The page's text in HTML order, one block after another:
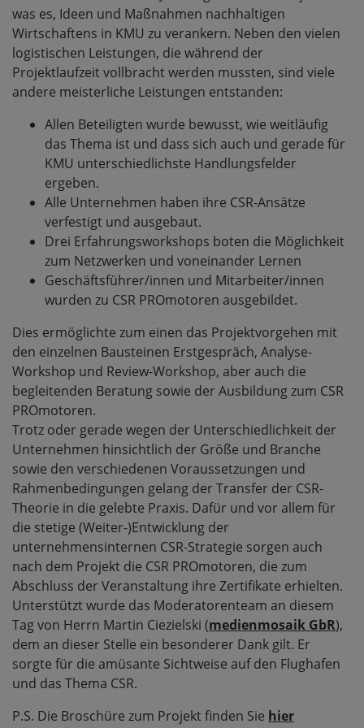
was es, Ideen und Maßnahmen nachhaltigen
Wirtschaftens in KMU zu verankern. Neben den vielen
logistischen Leistungen, die während der
Projektlaufzeit vollbracht werden mussten, sind viele
andere meisterliche Leistungen entstanden:
Allen Beteiligten wurde bewusst, wie weitläufig
das Thema ist und dass sich auch und gerade für
KMU unterschiedlichste Handlungsfelder
ergeben.
Alle Unternehmen haben ihre CSR-Ansätze
verfestigt und ausgebaut.
Drei Erfahrungsworkshops boten die Möglichkeit
zum Netzwerken und voneinander Lernen
Geschäftsführer/innen und Mitarbeiter/innen
wurden zu CSR PROmotoren ausgebildet.
Dies ermöglichte zum einen das Projektvorgehen mit
den einzelnen Bausteinen Erstgespräch, Analyse-
Workshop und Review-Workshop, aber auch die
begleitenden Beratung sowie der Ausbildung zum CSR
PROmotoren.
Trotz oder gerade wegen der Unterschiedlichkeit der
Unternehmen hinsichtlich der Größe und Branche
sowie den verschiedenen Voraussetzungen und
Rahmenbedingungen gelang der Transfer der CSR-
Theorie in die gelebte Praxis. Dafür und vor allem für
die stetige (Weiter-)Entwicklung der
unternehmensinternen CSR-Strategie sorgen auch
nach dem Projekt die CSR PROmotoren, die zum
Abschluss der Veranstaltung ihre Zertifikate erhielten.
Unterstützt wurde das Moderatorenteam an diesem
Tag von Herrn Martin Ciezielski (medienmosaik GbR),
dem an dieser Stelle ein besonderer Dank gilt. Er
sorgte für die amüsante Sichtweise auf den Flughafen
und das Thema CSR.
P.S. Die Broschüre zum Projekt finden Sie hier